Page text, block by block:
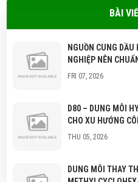
BÀI
NGUỒN CUNG DẦU
NGHIỆP NÊN
FRI 07, 2026
D80 – DUNG MÔI
CHO XU HƯỚNG
THU 05, 2026
DUNG MÔI THAY